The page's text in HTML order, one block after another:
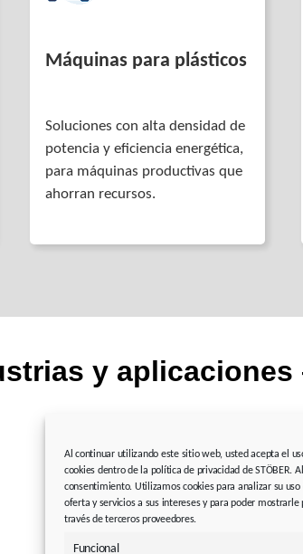
Al continuar utilizando este sitio web, usted acepta el
cookies dentro de la política de privacidad de STÖBER.
consentimiento. Utilizamos cookies para analizar su
oferta y servicios a sus intereses y para poder
través de terceros proveedores.
Funcional
Máquinas para plásticos
Soluciones con alta densidad de
potencia y eficiencia energética,
para máquinas productivas que
ahorran recursos.
y